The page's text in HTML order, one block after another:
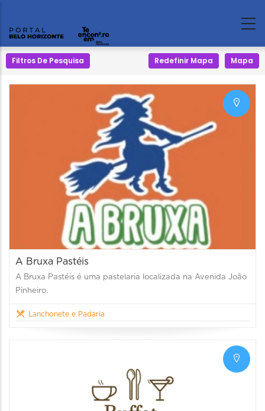
Filtros De Pesquisa Redefinir Mapa Mapa
A Bruxa Pastéis
A Bruxa Pastéis é uma pastelaria localizada na Avenida João
Pinheiro.
Lanchonete e Padaria